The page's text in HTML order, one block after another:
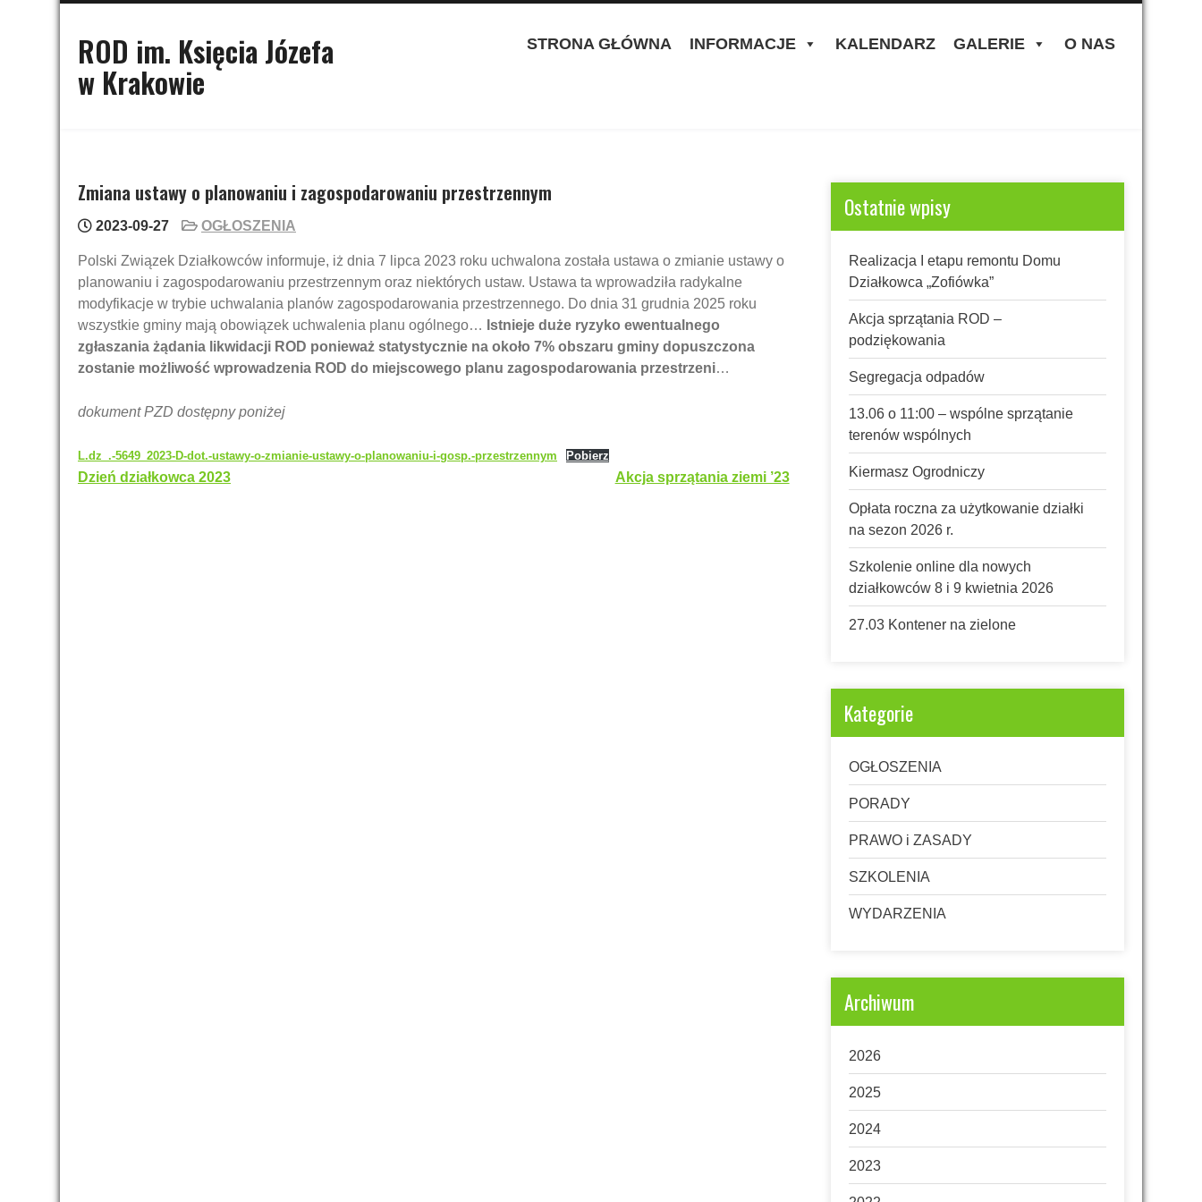
ROD im. Księcia Józefa
w Krakowie
STRONA GŁÓWNA INFORMACJE KALENDARZ GALERIE O NAS
Zmiana ustawy o planowaniu i zagospodarowaniu przestrzennym
2023-09-27 OGŁOSZENIA
Polski Związek Działkowców informuje, iż dnia 7 lipca 2023 roku uchwalona została ustawa o zmianie ustawy o
planowaniu i zagospodarowaniu przestrzennym oraz niektórych ustaw. Ustawa ta wprowadziła radykalne
modyfikacje w trybie uchwalania planów zagospodarowania przestrzennego. Do dnia 31 grudnia 2025 roku
wszystkie gminy mają obowiązek uchwalenia planu ogólnego… Istnieje duże ryzyko ewentualnego
zgłaszania żądania likwidacji ROD ponieważ statystycznie na około 7% obszaru gminy dopuszczona
zostanie możliwość wprowadzenia ROD do miejscowego planu zagospodarowania przestrzeni…
dokument PZD dostępny poniżej
L.dz_.-5649_2023-D-dot.-ustawy-o-zmianie-ustawy-o-planowaniu-i-gosp.-przestrzennym Pobierz
Nawigacja
Dzień działkowca 2023 Akcja sprzątania ziemi ’23
Ostatnie wpisy
Realizacja I etapu remontu Domu
Działkowca „Zofiówka”
Akcja sprzątania ROD –
podziękowania
Segregacja odpadów
13.06 o 11:00 – wspólne sprzątanie
terenów wspólnych
Kiermasz Ogrodniczy
Opłata roczna za użytkowanie działki
na sezon 2026 r.
Szkolenie online dla nowych
działkowców 8 i 9 kwietnia 2026
27.03 Kontener na zielone
Kategorie
OGŁOSZENIA
PORADY
PRAWO i ZASADY
SZKOLENIA
WYDARZENIA
Archiwum
2026
2025
2024
2023